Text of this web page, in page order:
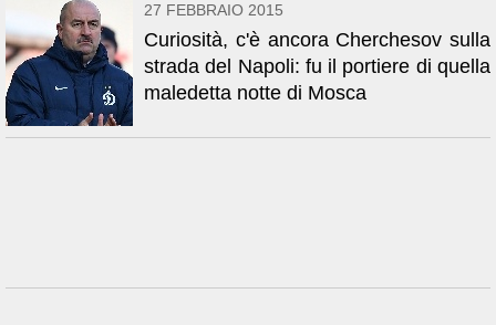
27 FEBBRAIO 2015
Curiosità, c'è ancora Cherchesov sulla
strada del Napoli: fu il portiere di quella
maledetta notte di Mosca